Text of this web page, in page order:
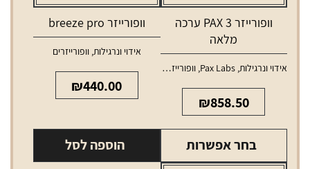
וופורייזר PAX 3 ערכה
מלאה
אידוי ונרגילות,
Pax Labs
, וופורייזרים
₪858.50
בחר אפשרות
וופורייזר breeze pro
אידוי ונרגילות,וופורייזרים
₪440.00
הוספה לסל